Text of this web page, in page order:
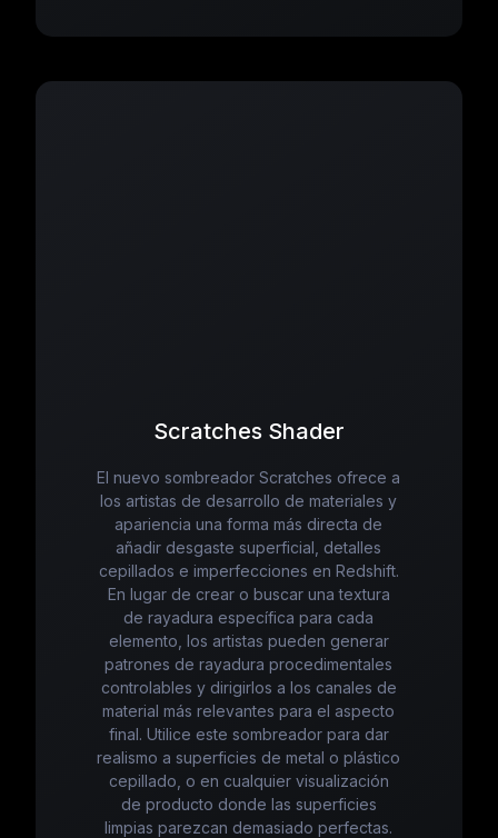
Scratches Shader
El nuevo sombreador Scratches ofrece a
los artistas de desarrollo de materiales y
apariencia una forma más directa de
añadir desgaste superficial, detalles
cepillados e imperfecciones en Redshift.
En lugar de crear o buscar una textura
de rayadura específica para cada
elemento, los artistas pueden generar
patrones de rayadura procedimentales
controlables y dirigirlos a los canales de
material más relevantes para el aspecto
final. Utilice este sombreador para dar
realismo a superficies de metal o plástico
cepillado, o en cualquier visualización
de producto donde las superficies
limpias parezcan demasiado perfectas.